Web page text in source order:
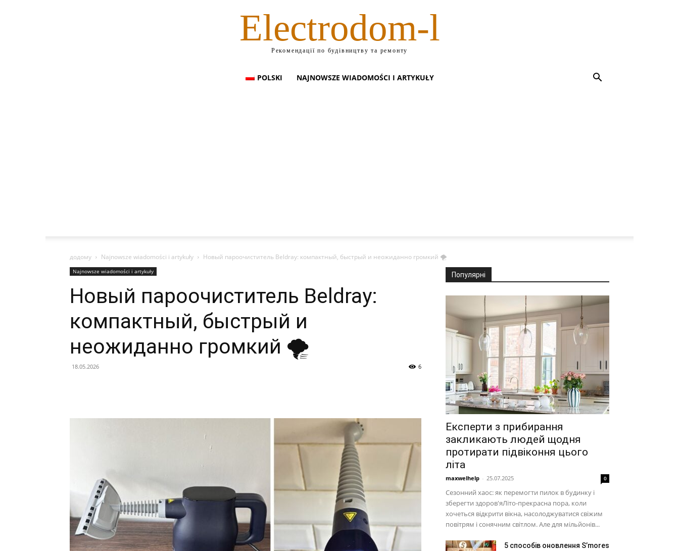
Electrodom-l
Рекомендації по будівництву та ремонту
POLSKI NAJNOWSZE WIADOMOŚCI I ARTYKUŁY
додому Najnowsze wiadomości i artykuły Новый пароочиститель Beldray: компактный, быстрый и неожиданно громкий 🌪️
Najnowsze wiadomości i artykuły
Новый пароочиститель Beldray:
компактный, быстрый и
неожиданно громкий 🌪️
18.05.2026 6
Популярні
Експерти з прибирання
закликають людей щодня
протирати підвіконня цього
літа
maxwelhelp - 25.07.2025 0
Сезонний хаос: як перемогти пилок в будинку і
зберегти здоров'яЛіто-прекрасна пора, коли
хочеться відкрити вікна, насолоджуватися свіжим
повітрям і сонячним світлом. Але для мільйонів...
5 способів оновлення S’mores